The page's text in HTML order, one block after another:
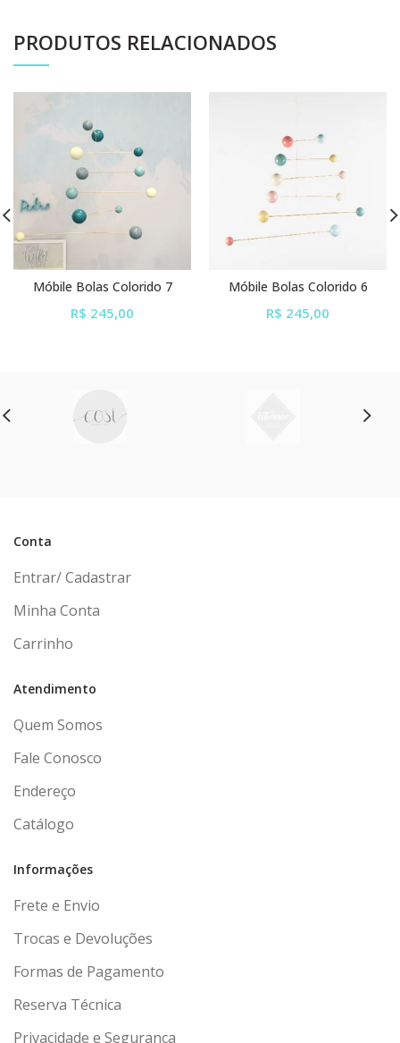
PRODUTOS RELACIONADOS
Móbile Bolas Colorido 7
R$ 245,00
Móbile Bolas Colorido 6
R$ 245,00
Conta
Entrar/ Cadastrar
Minha Conta
Carrinho
Atendimento
Quem Somos
Fale Conosco
Endereço
Catálogo
Informações
Frete e Envio
Trocas e Devoluções
Formas de Pagamento
Reserva Técnica
Privacidade e Segurança